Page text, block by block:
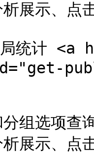
展示、点
局统计
组选项查
展示、点